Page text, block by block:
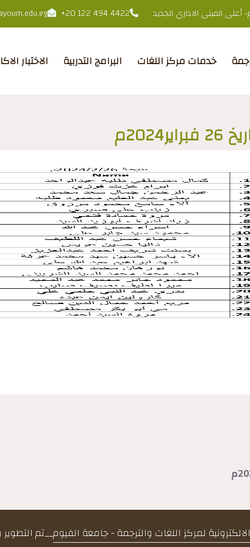
المبنى الاداري الجديد +20 122 494 4422
خدمات مركز اللغات البرامج التدربية الاختبار
الالكترونية لمركز اللغات والترجمة - جامعة الفيوم__تم